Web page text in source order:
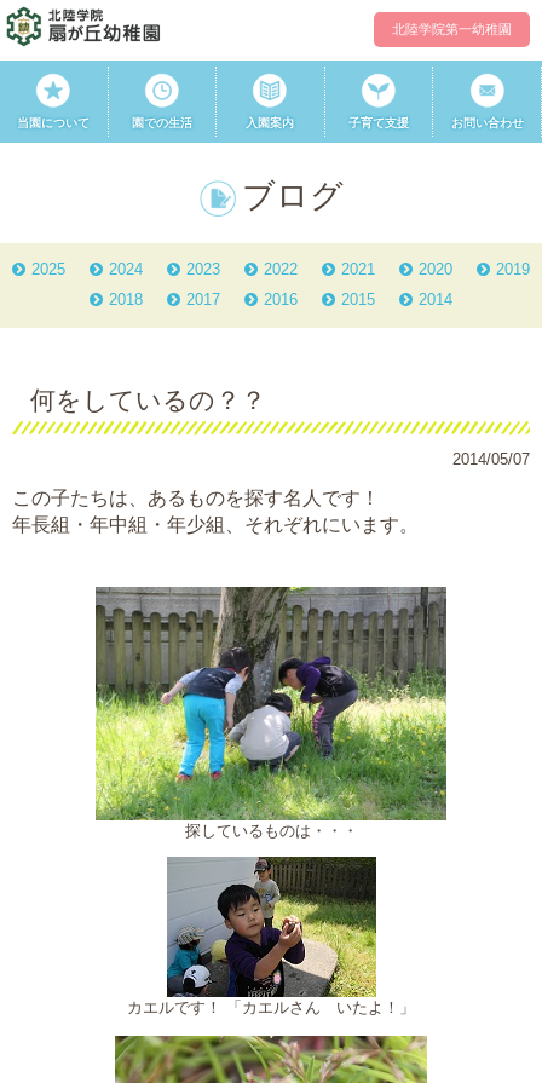
北陸学院第一幼稚園
当園について 園での生活 入園案内 子育て支援 お問い合わせ
ブログ
2025 2024 2023 2022 2021 2020
2019
2018
2017 2016 2015 2014
何をしているの？？
2014/05/07
この子たちは、 あるものを探す名人です！
年長組・年中組・年少組、それぞれにいます。
探しているものは・・・
カエルです！ 「カエルさん いたよ！」